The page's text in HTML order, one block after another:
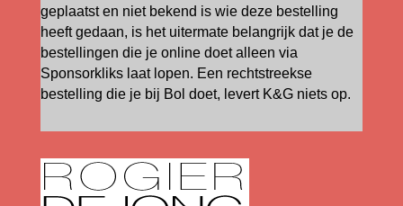
geplaatst en niet bekend is wie deze bestelling
heeft gedaan, is het uitermate belangrijk dat je de
bestellingen die je online doet alleen via
Sponsorkliks laat lopen. Een rechtstreekse
bestelling die je bij Bol doet, levert K&G niets op.